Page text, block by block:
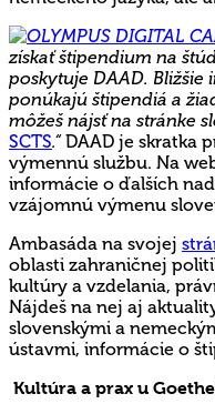
získať štipendium na
poskytuje DAAD.
ponúkajú štipendiá a
môžeš nájsť na stránke
SCTS.“DAAD je skratka
výmennú službu. Na
informácie o ďalších
vzájomnú výmenu
Ambasáda na svojej
oblasti zahraničnej
kultúry a vzdelania,
Nájdeš na nej aj
slovenskými a
ústavmi, informácie o
Kultúra a prax u